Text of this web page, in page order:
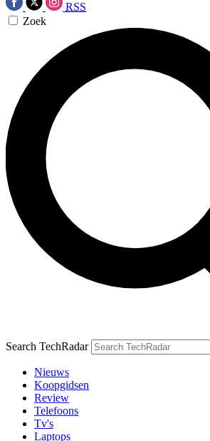
RSS
Zoek
Search TechRadar
Nieuws
Koopgidsen
Review
Telefoons
Tv's
Laptops